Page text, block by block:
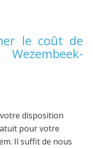
le coût de
disposition
pour votre
Il suffit de nous